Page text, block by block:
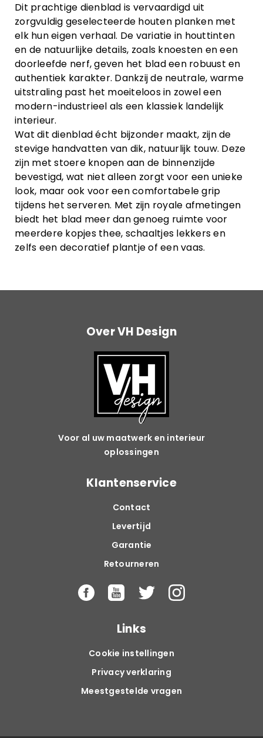
Dit prachtige dienblad is vervaardigd uit
zorgvuldig geselecteerde houten planken met
elk hun eigen verhaal. De variatie in houttinten
en de natuurlijke details, zoals knoesten en een
doorleefde nerf, geven het blad een robuust en
authentiek karakter. Dankzij de neutrale, warme
uitstraling past het moeiteloos in zowel een
modern-industrieel als een klassiek landelijk
interieur.
Wat dit dienblad écht bijzonder maakt, zijn de
stevige handvatten van dik, natuurlijk touw. Deze
zijn met stoere knopen aan de binnenzijde
bevestigd, wat niet alleen zorgt voor een unieke
look, maar ook voor een comfortabele grip
tijdens het serveren. Met zijn royale afmetingen
biedt het blad meer dan genoeg ruimte voor
meerdere kopjes thee, schaaltjes lekkers en
zelfs een decoratief plantje of een vaas.
Over VH Design
Voor al uw maatwerk en interieur
oplossingen
Klantenservice
Contact
Levertijd
Garantie
Retourneren
Links
Cookie instellingen
Privacy verklaring
Meestgestelde vragen